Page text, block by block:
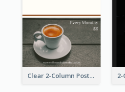
Clear 2-Column Poster With Photo